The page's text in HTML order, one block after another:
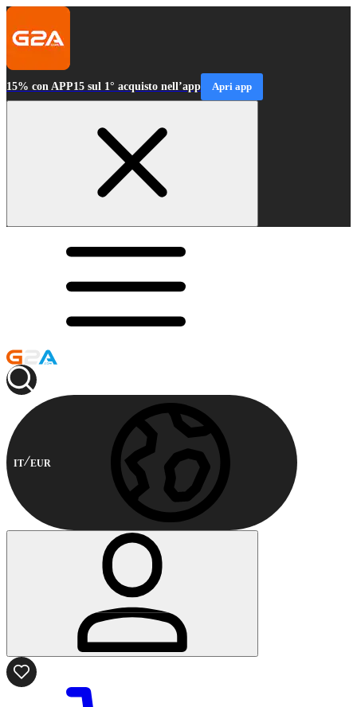
15% con APP15 sul 1° acquisto nell’app Apri app
IT EUR